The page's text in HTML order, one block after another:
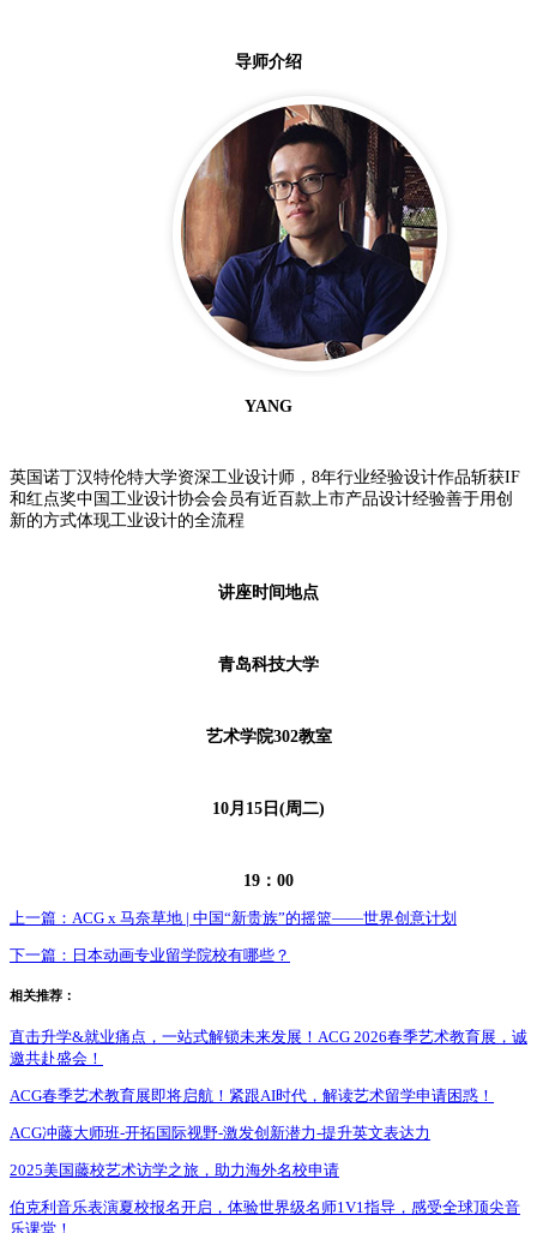
导师介绍
YANG
英国诺丁汉特伦特大学资深工业设计师，8年行业经验设计作品斩获IF
和红点奖中国工业设计协会会员有近百款上市产品设计经验善于用创
新的方式体现工业设计的全流程
讲座时间地点
青岛科技大学
艺术学院302教室
10月15日(周二)
19：00
上一篇： ACG x 马奈草地 | 中国“新贵族”的摇篮——世界创意计划
下一篇： 日本动画专业留学院校有哪些？
相关推荐：
直击升学&就业痛点，一站式解锁未来发展！ACG 2026春季艺术教育展，诚
邀共赴盛会！
ACG春季艺术教育展即将启航！紧跟AI时代，解读艺术留学申请困惑！
ACG冲藤大师班-开拓国际视野-激发创新潜力-提升英文表达力
2025美国藤校艺术访学之旅，助力海外名校申请
伯克利音乐表演夏校报名开启，体验世界级名师1V1指导，感受全球顶尖音
乐课堂！